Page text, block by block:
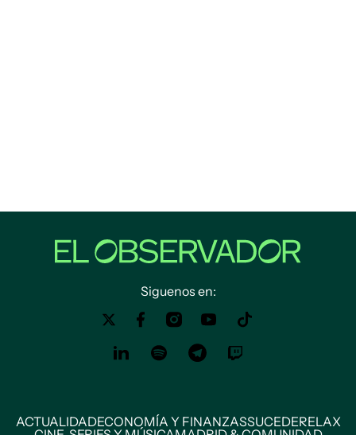
Siguenos en:
ACTUALIDADECONOMÍA Y FINANZASSUCEDERELAX